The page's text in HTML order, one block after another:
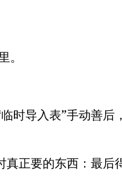
时导入表”手动善后
真正要的东西：最后